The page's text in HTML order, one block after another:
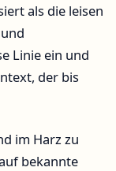
als die leisen
Linie ein und
der bis
im Harz zu
bekannte